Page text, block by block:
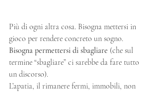
Più di ogni altra cosa. Bisogna mettersi in
gioco per rendere concreto un sogno.
Bisogna permettersi di sbagliare (che sul
termine “sbagliare” ci sarebbe da fare tutto
un discorso).
L’apatia, il rimanere fermi, immobili, non